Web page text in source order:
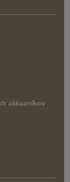
zákazníkov